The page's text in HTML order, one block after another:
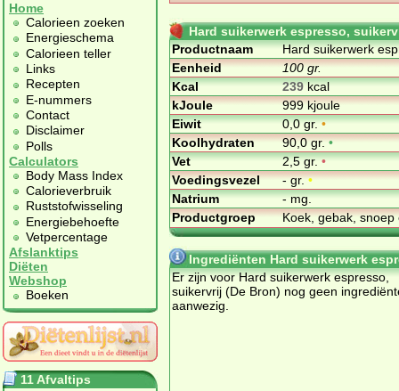
Home
Calorieen zoeken
Energieschema
Calorieen teller
Links
Recepten
E-nummers
Contact
Disclaimer
Polls
Calculators
Body Mass Index
Calorieverbruik
Ruststofwisseling
Energiebehoefte
Vetpercentage
Afslanktips
Diëten
Webshop
Boeken
11 Afvaltips
Hard suikerwerk espresso,
Productnaam
Hard suikerwerk
Eenheid
100 gr.
Kcal
239kcal
kJoule
999 kjoule
Eiwit
0,0 gr.•
Koolhydraten
90,0 gr.•
Vet
2,5 gr.•
Voedingsvezel
- gr.•
Natrium
- mg.
Productgroep
Koek, gebak,
Ingrediënten Hard suikerwerk
Er zijn voor Hard suikerwerk espresso,
suikervrij (De Bron) nog geen
aanwezig.